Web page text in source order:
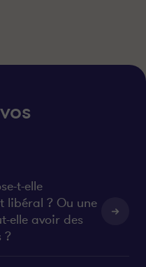
t-elle
libéral ? Ou une
elle avoir des
?